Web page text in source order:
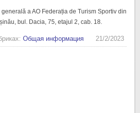
a AO Federația de Turism Sportiv din
bul. Dacia, 75, etajul 2, cab. 18.
Общая информация 21/2/2023